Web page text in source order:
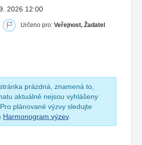
2026 12:00
Určeno pro: Veřejnost, Žadatel
prázdná, znamená to,
aktuálně nejsou vyhlášeny
plánované výzvy sledujte
Harmonogram výzev.